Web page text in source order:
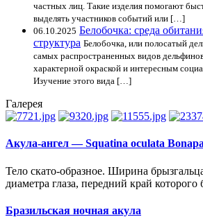
частных лиц. Такие изделия помогают
выделять участников событий или […]
06.10.2025 Белобочка: среда
структура Белобочка, или полосатый
самых распространенных видов
характерной окраской и интересным
Изучение этого вида […]
Галерея
Акула-ангел — Squatina oculata
Тело скато-образное. Ширина
диаметра глаза, передний край которого
Бразильская ночная акула